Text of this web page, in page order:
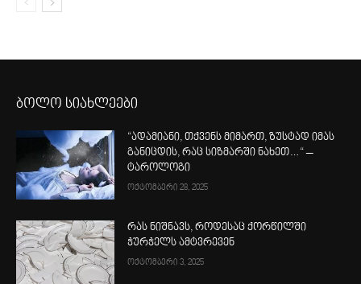
ბოლო სიახლეები
“ადამიანი, თქვენს მიმართ, ზუსტად იმას
განიცდის, რაც სიზმარში ნახეთ…“ –
ტაროლოგი
ოქტომბერი 28, 2025
რას ნიშნავს, როდესაც ქორწილში
ჭურჭელს ამტვრევენ
ოქტომბერი 3, 2025